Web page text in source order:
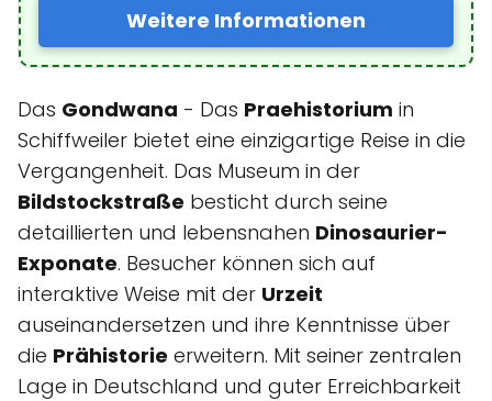
Weitere Informationen
Das Gondwana - Das Praehistorium in
Schiffweiler bietet eine einzigartige Reise in die
Vergangenheit. Das Museum in der
Bildstockstraße besticht durch seine
detaillierten und lebensnahen Dinosaurier-
Exponate. Besucher können sich auf
interaktive Weise mit der Urzeit
auseinandersetzen und ihre Kenntnisse über
die Prähistorie erweitern. Mit seiner zentralen
Lage in Deutschland und guter Erreichbarkeit